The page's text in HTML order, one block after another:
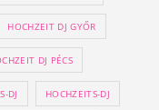
HOCHZEIT DJ GYŐR
DJ PÉCS
DJ HOCHZEITS-DJ